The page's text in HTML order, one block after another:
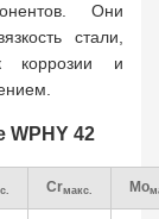
Они
стали,
коррозии и
WPHY 42
Crмакс. Mo